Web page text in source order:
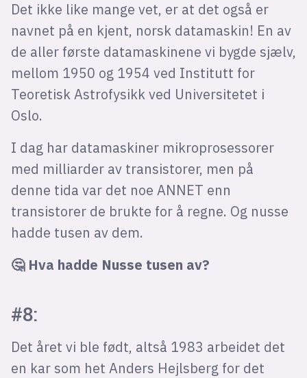
Det ikke like mange vet, er at det også er
navnet på en kjent, norsk datamaskin! En av
de aller første datamaskinene vi bygde sjælv,
mellom 1950 og 1954 ved Institutt for
Teoretisk Astrofysikk ved Universitetet i
Oslo.
I dag har datamaskiner mikroprosessorer
med milliarder av transistorer, men på
denne tida var det noe ANNET enn
transistorer de brukte for å regne. Og nusse
hadde tusen av dem.
🤔 Hva hadde Nusse tusen av?
#8:
Det året vi ble født, altså 1983 arbeidet det
en kar som het Anders Hejlsberg for det